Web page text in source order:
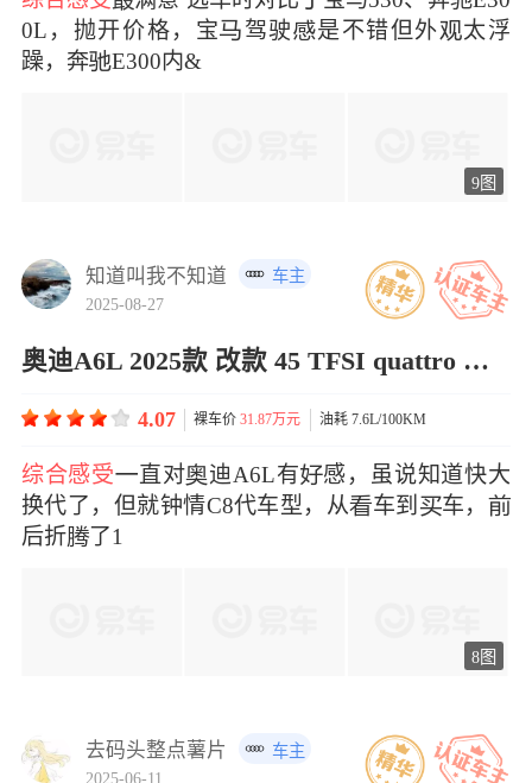
0L，抛开价格，宝驾驶是不错但外太浮
躁，奔E300内&
9图
知道叫我不知道
车主
2025-08-27
奥迪A6L 2025款 改款 45 TFSI quattro 臻选动感型
4.07 裸车价31.87万元 油耗 7.6L/100KM
综合感受直对迪A6L有感，虽说知道快大
换代了，但就钟情C8代车型，从车到车，
后折了1
8图
去码头整点薯片
车主
2025-06-11